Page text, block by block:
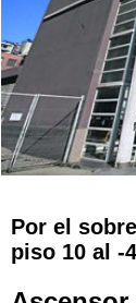
Por el
piso 10 al -